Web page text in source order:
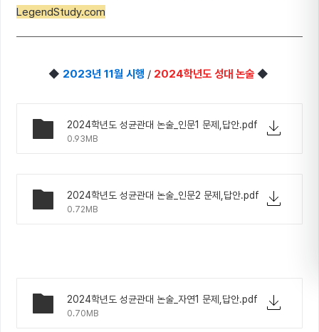
LegendStudy.com
◆ 2023년 11월 시행 / 2024학년도 성대 논술◆
2024학년도 성균관대 논술_인문1 문제,답안.pdf
0.93MB
2024학년도 성균관대 논술_인문2 문제,답안.pdf
0.72MB
2024학년도 성균관대 논술_자연1 문제,답안.pdf
0.70MB